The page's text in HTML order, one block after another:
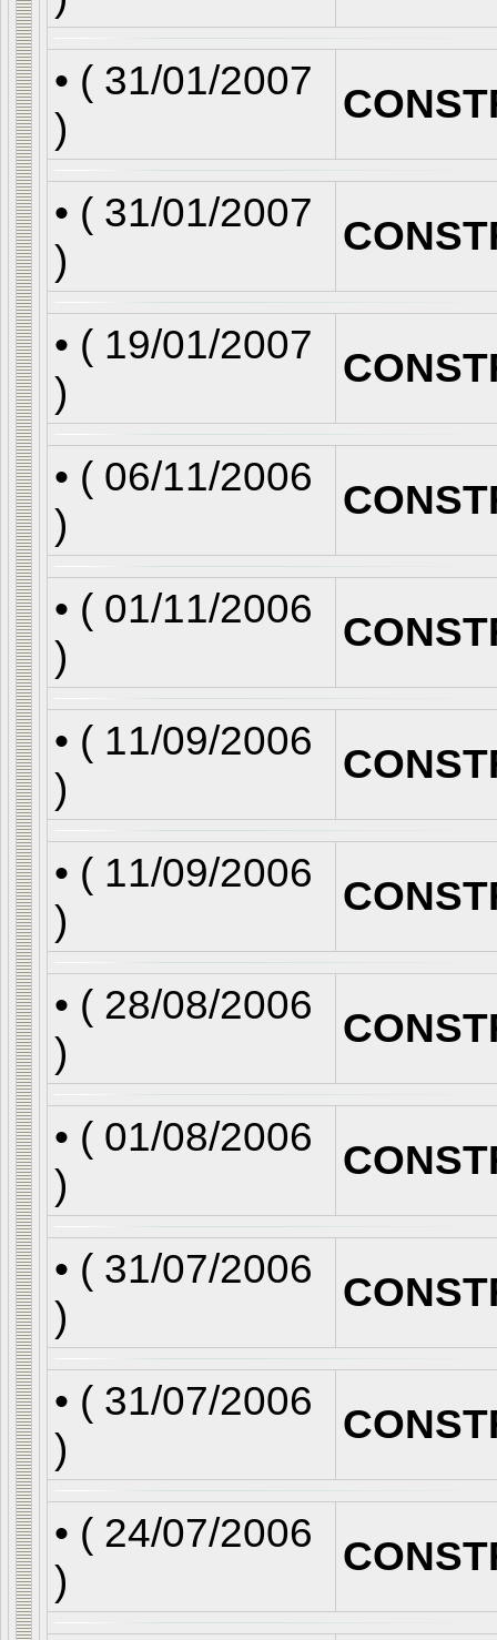
• ( 31/01/2007
)
• ( 31/01/2007
)
• ( 19/01/2007
)
• ( 06/11/2006
)
• ( 01/11/2006
)
• ( 11/09/2006
)
• ( 11/09/2006
)
• ( 28/08/2006
)
• ( 01/08/2006
)
• ( 31/07/2006
)
• ( 31/07/2006
)
• ( 24/07/2006
)